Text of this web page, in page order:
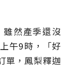
然產季還沒
午9時，「好
單，鳳梨釋迦